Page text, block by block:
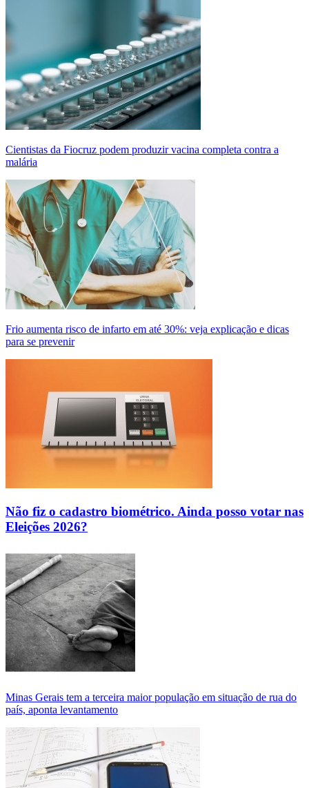
Cientistas da Fiocruz podem produzir vacina completa contra a
malária
Frio aumenta risco de infarto em até 30%: veja explicação e dicas
para se prevenir
Não fiz o cadastro biométrico. Ainda posso votar nas
Eleições 2026?
Minas Gerais tem a terceira maior população em situação de rua do
país, aponta levantamento